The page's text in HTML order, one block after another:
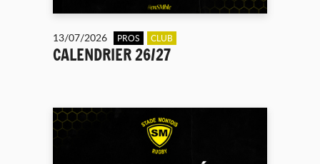
13/07/2026 PROS CLUB
CALENDRIER 26/27